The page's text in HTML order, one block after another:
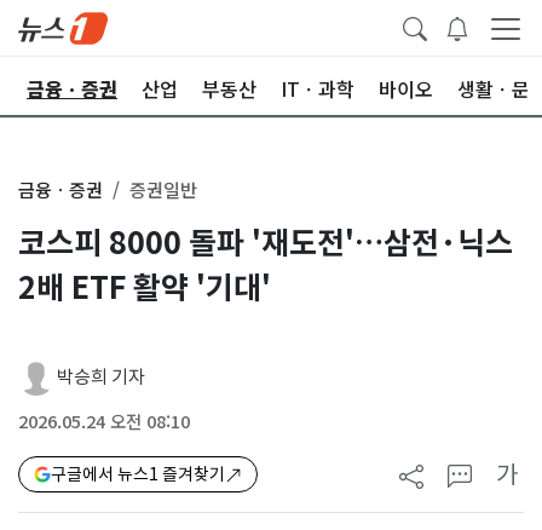
금융ㆍ증권 산업 부동산 ITㆍ과학 바이오 생활ㆍ문
금융ㆍ증권 증권일반
코스피 8000 돌파 '재도전'…삼전·닉스
2배 ETF 활약 '기대'
박승희 기자
2026.05.24 오전 08:10
구글에서 뉴스1 즐겨찾기 가